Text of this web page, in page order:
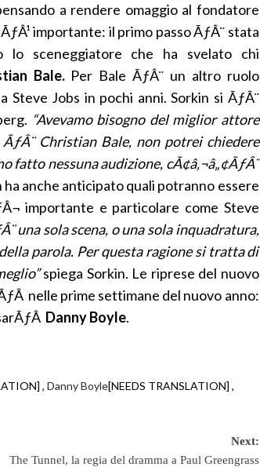
a rendere omaggio al fondatore
importante: il primo passo ÃƒÂ¨ stata
lo sceneggiatore che ha svelato chi
Bale.Per Bale ÃƒÂ¨ un altro ruolo
Jobs in pochi anni. Sorkin si ÃƒÂ¨
“Avevamo bisogno del miglior attore
ÃƒÂ¨ Christian Bale, non potrei chiedere
fatto nessuna audizione, cÃ¢â‚¬â„¢ÃƒÂ¨
anche anticipato quali potranno essere
importante e particolare come Steve
una sola scena, o una sola inquadratura,
parola. Per questa ragione si tratta di
spiega Sorkin. Le riprese del nuovo
nelle prime settimane del nuovo anno:
Danny Boyle.
, Danny Boyle[NEEDS TRANSLATION] ,
Next:
The Tunnel, la regia del dramma a Paul Greengrass